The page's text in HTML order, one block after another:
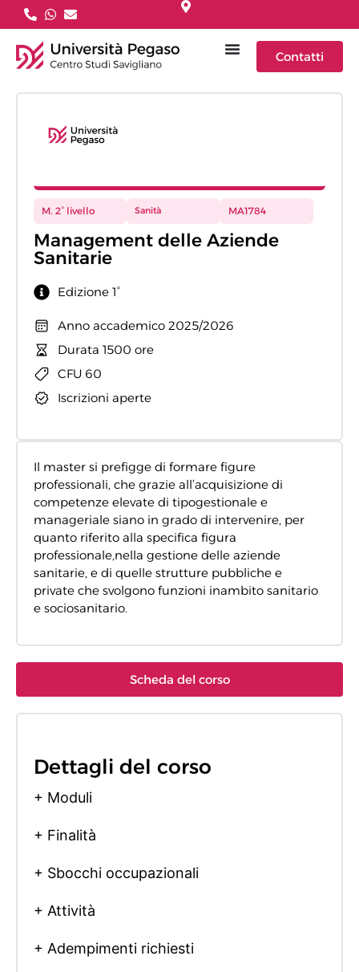
Contatti
Il master si prefigge di formare figure
professionali, che grazie all’acquisizione di
competenze elevate di tipogestionale e
manageriale siano in grado di intervenire, per
quanto riferito alla specifica figura
professionale,nella gestione delle aziende
sanitarie, e di quelle strutture pubbliche e
private che svolgono funzioni inambito sanitario
e sociosanitario.
Scheda del corso
Dettagli del corso
+ Moduli
+ Finalità
+ Sbocchi occupazionali
+ Attività
+ Adempimenti richiesti
M. 2° livello Sanità MA1784
Management delle Aziende
Sanitarie
Edizione 1°
Anno accademico 2025/2026
Durata 1500 ore
CFU 60
Iscrizioni aperte